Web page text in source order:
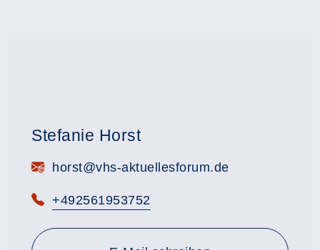
Stefanie Horst
E-Mail:horst@vhs-aktuellesforum.de
Telefon:
+492561953752